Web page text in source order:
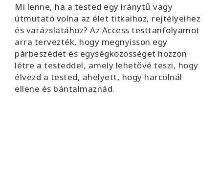
KAPCSOLAT
KERESÉS
Mi lenne, ha a tested egy iránytű vagy
útmutató volna az élet titkaihoz, rejtélyeihez
és varázslatához? Az Access testtanfolyamot
arra tervezték, hogy megnyisson egy
párbeszédet és egységközösséget hozzon
létre a testeddel, amely lehetővé teszi, hogy
élvezd a tested, ahelyett, hogy harcolnál
ellene és bántalmaznád.